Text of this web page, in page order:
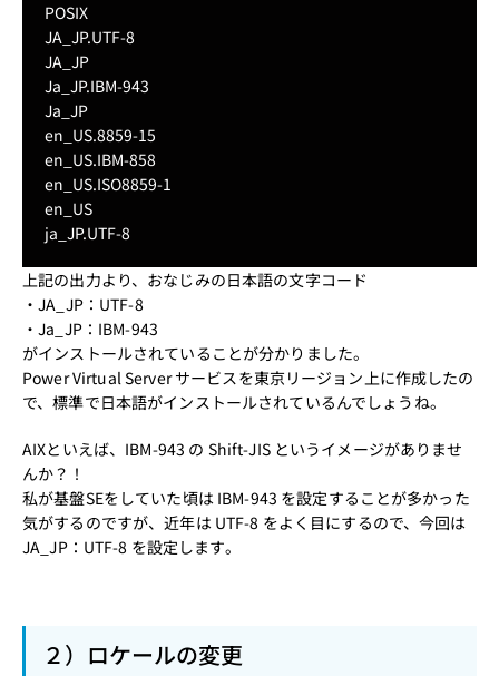
POSIX
JA_JP.UTF-8
JA_JP
Ja_JP.IBM-943
Ja_JP
en_US.8859-15
en_US.IBM-858
en_US.ISO8859-1
en_US
ja_JP.UTF-8
上記の出力より、おなじみの日本語の文字コード
・JA_JP：UTF-8
・Ja_JP：IBM-943
がインストールされていることが分かりました。
Power Virtual Server サービスを東京リージョン上に作成したの
で、標準で日本語がインストールされているんでしょうね。
AIXといえば、IBM-943 の Shift-JIS というイメージがありませ
んか？！
私が基盤SEをしていた頃は IBM-943 を設定することが多かった
気がするのですが、近年は UTF-8 をよく目にするので、今回は
JA_JP：UTF-8 を設定します。
２）ロケールの変更